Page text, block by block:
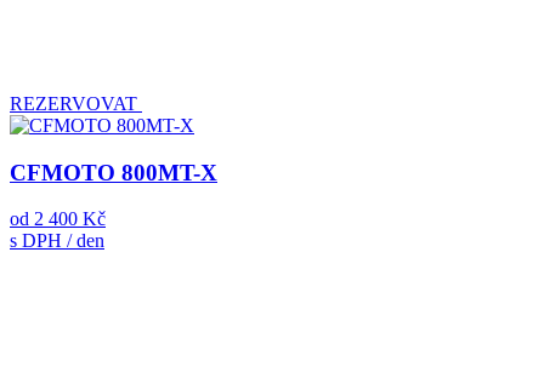
REZERVOVAT
CFMOTO 800MT-X
od 2 400 Kč
s DPH / den